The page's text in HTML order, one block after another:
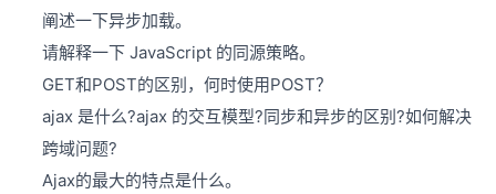
阐述一下异步加载。
请解释一下 JavaScript 的同源策略。
GET和POST的区别，何时使用POST？
ajax 是什么?ajax 的交互模型?同步和异步的区别?如何解决
跨域问题?
Ajax的最大的特点是什么。